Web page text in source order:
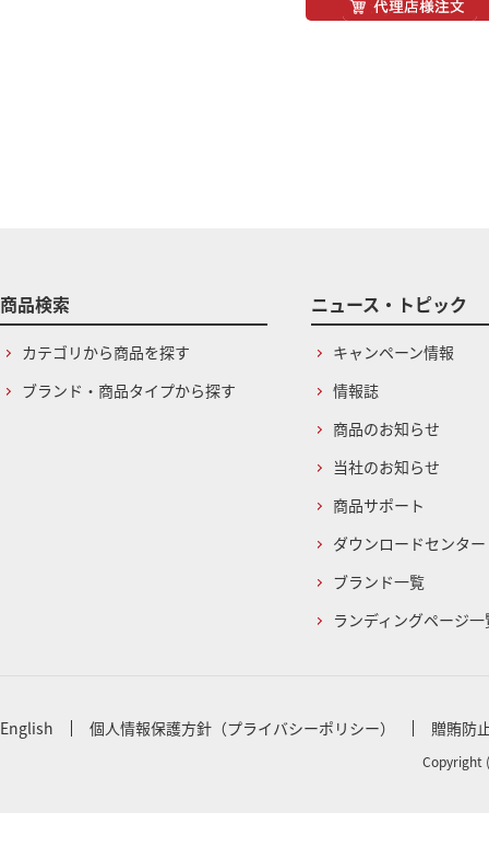
商品検索
カテゴリから商品を探す
ブランド・商品タイプから探す
ニュース・トピック
キャンペーン情報
情報誌
商品のお知らせ
当社のお知らせ
商品サポート
ダウンロードセンター
ブランド一覧
ランディングページ一
English 個人情報保護方針（プライバシーポリシー） 贈賄防
Copyright